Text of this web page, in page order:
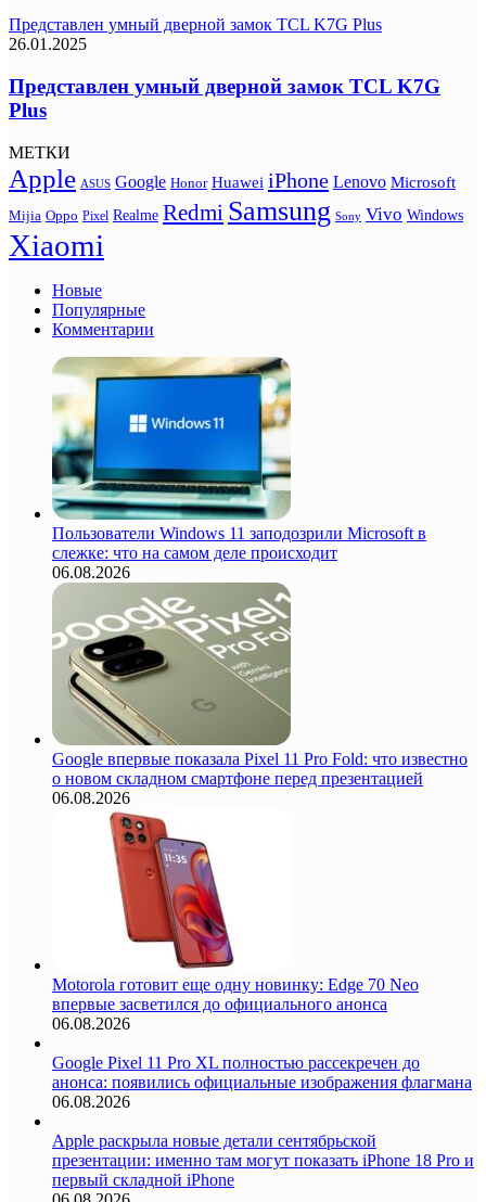
Представлен умный дверной замок TCL K7G Plus
26.01.2025
Представлен умный дверной замок TCL K7G
Plus
МЕТКИ
Apple ASUS Google Honor Huawei iPhone Lenovo Microsoft
Mijia Oppo Pixel Realme Redmi Samsung Sony Vivo Windows
Xiaomi
Новые
Популярные
Комментарии
Пользователи Windows 11 заподозрили Microsoft в
слежке: что на самом деле происходит
06.08.2026
Google впервые показала Pixel 11 Pro Fold: что известно
о новом складном смартфоне перед презентацией
06.08.2026
Motorola готовит еще одну новинку: Edge 70 Neo
впервые засветился до официального анонса
06.08.2026
Google Pixel 11 Pro XL полностью рассекречен до
анонса: появились официальные изображения флагмана
06.08.2026
Apple раскрыла новые детали сентябрьской
презентации: именно там могут показать iPhone 18 Pro и
первый складной iPhone